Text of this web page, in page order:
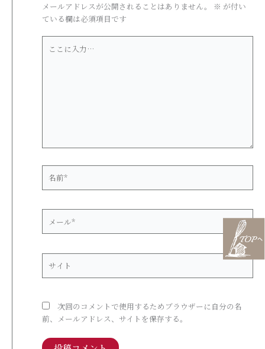
メールアドレスが公開されることはありません。 ※ が付い
ている欄は必須項目です
前
*
次回のコメントで使用するためブラウザーに自分の名
前、メールアドレス、サイトを保存する。